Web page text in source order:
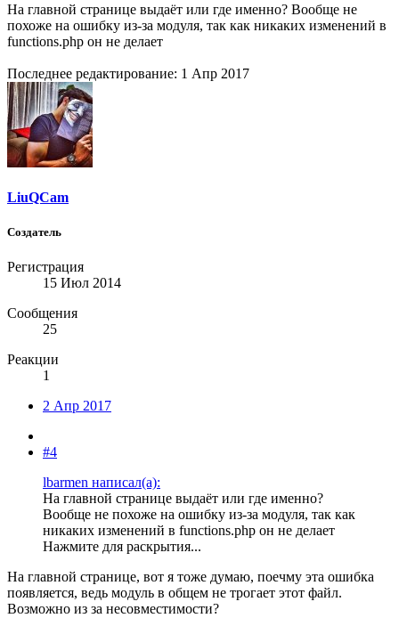
На главной странице выдаёт или где именно? Вообще не
похоже на ошибку из-за модуля, так как никаких изменений в
functions.php он не делает
Последнее редактирование: 1 Апр 2017
LiuQCam
Создатель
Регистрация
15 Июл 2014
Сообщения
25
Реакции
1
2 Апр 2017
#4
lbarmen написал(а):
На главной странице выдаёт или где именно?
Вообще не похоже на ошибку из-за модуля, так как
никаких изменений в functions.php он не делает
Нажмите для раскрытия...
На главной странице, вот я тоже думаю, поечму эта ошибка
появляется, ведь модуль в общем не трогает этот файл.
Возможно из за несовместимости?